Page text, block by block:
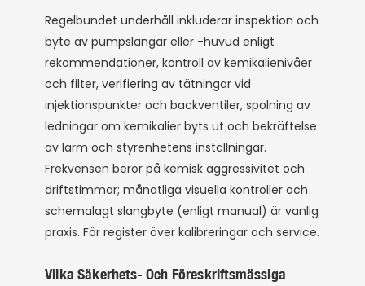
Regelbundet underhåll inkluderar inspektion och
byte av pumpslangar eller -huvud enligt
rekommendationer, kontroll av kemikalienivåer
och filter, verifiering av tätningar vid
injektionspunkter och backventiler, spolning av
ledningar om kemikalier byts ut och bekräftelse
av larm och styrenhetens inställningar.
Frekvensen beror på kemisk aggressivitet och
driftstimmar; månatliga visuella kontroller och
schemalagt slangbyte (enligt manual) är vanlig
praxis. För register över kalibreringar och service.
Vilka Säkerhets- Och Föreskriftsmässiga